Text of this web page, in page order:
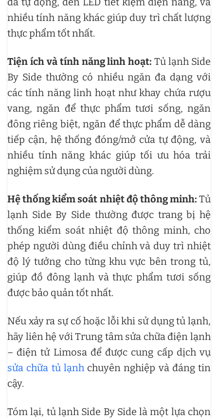
nhiều tính năng khác giúp duy trì chất lượng
thực phẩm tốt nhất.
Tiện ích và tính năng linh hoạt: Tủ lạnh Side
By Side thường có nhiều ngăn đa dạng với
các tính năng linh hoạt như khay chứa rượu
vang, ngăn để thực phẩm tươi sống, ngăn
đông riêng biệt, ngăn để thực phẩm dễ dàng
tiếp cận, hệ thống đóng/mở cửa tự động, và
nhiều tính năng khác giúp tối ưu hóa trải
nghiệm sử dụng của người dùng.
Hệ thống kiểm soát nhiệt độ thông minh: Tủ
lạnh Side By Side thường được trang bị hệ
thống kiểm soát nhiệt độ thông minh, cho
phép người dùng điều chỉnh và duy trì nhiệt
độ lý tưởng cho từng khu vực bên trong tủ,
giúp đồ đông lạnh và thực phẩm tươi sống
được bảo quản tốt nhất.
Nếu xảy ra sự cố hoặc lỗi khi sử dụng tủ lạnh,
hãy liên hệ với Trung tâm sửa chữa điện lạnh
– điện tử Limosa để được cung cấp dịch vụ
sửa chữa tủ lạnhchuyên nghiệp và đáng tin
cậy.
Tóm lại, tủ lạnh Side By Side là một lựa chọn